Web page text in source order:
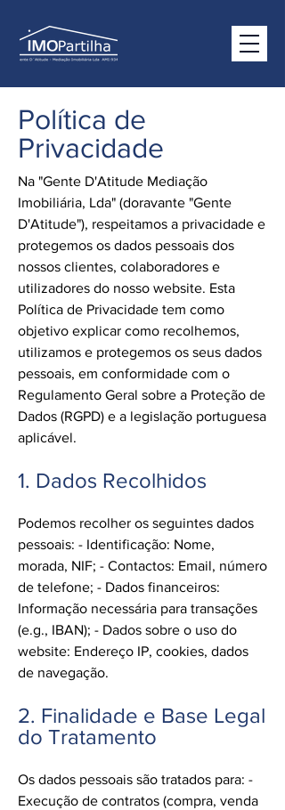
Política de
Privacidade
Na "Gente D'Atitude Mediação
Imobiliária, Lda" (doravante "Gente
D'Atitude"), respeitamos a privacidade e
protegemos os dados pessoais dos
nossos clientes, colaboradores e
utilizadores do nosso website. Esta
Política de Privacidade tem como
objetivo explicar como recolhemos,
utilizamos e protegemos os seus dados
pessoais, em conformidade com o
Regulamento Geral sobre a Proteção de
Dados (RGPD) e a legislação portuguesa
aplicável.
1. Dados Recolhidos
Podemos recolher os seguintes dados
pessoais: - Identificação: Nome,
morada, NIF; - Contactos: Email, número
de telefone; - Dados financeiros:
Informação necessária para transações
(e.g., IBAN); - Dados sobre o uso do
website: Endereço IP, cookies, dados
de navegação.
2. Finalidade e Base Legal
do Tratamento
Os dados pessoais são tratados para: -
Execução de contratos (compra, venda